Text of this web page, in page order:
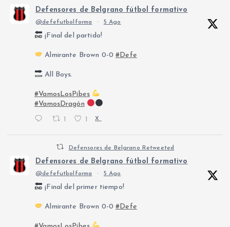
Defensores de Belgrano fútbol formativo
@defefutbolforma · 5 Ago
¡Final del partido!
Almirante Brown 0-0#Defe
All Boys.
#VamosLosPibes
#VamosDragón
X
Defensores de Belgrano Retweeted
Defensores de Belgrano fútbol formativo
@defefutbolforma · 5 Ago
¡Final del primer tiempo!
Almirante Brown 0-0#Defe